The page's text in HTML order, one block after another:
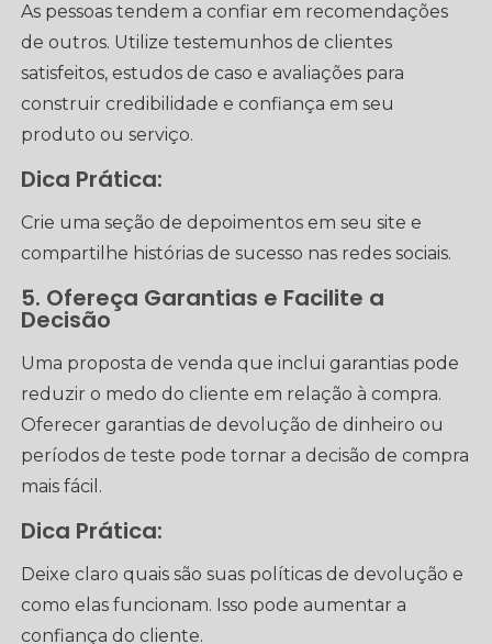
As pessoas tendem a confiar em recomendações
de outros. Utilize testemunhos de clientes
satisfeitos, estudos de caso e avaliações para
construir credibilidade e confiança em seu
produto ou serviço.
Dica Prática:
Crie uma seção de depoimentos em seu site e
compartilhe histórias de sucesso nas redes sociais.
5. Ofereça Garantias e Facilite a
Decisão
Uma proposta de venda que inclui garantias pode
reduzir o medo do cliente em relação à compra.
Oferecer garantias de devolução de dinheiro ou
períodos de teste pode tornar a decisão de compra
mais fácil.
Dica Prática:
Deixe claro quais são suas políticas de devolução e
como elas funcionam. Isso pode aumentar a
confiança do cliente.